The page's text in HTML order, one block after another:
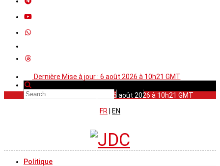
Dernière Mise à jour : 6 août 2026 à 10h21 GMT
Dernière Mise à jour : 6 août 2026 à 10h21 GMT
FR
EN
Politique